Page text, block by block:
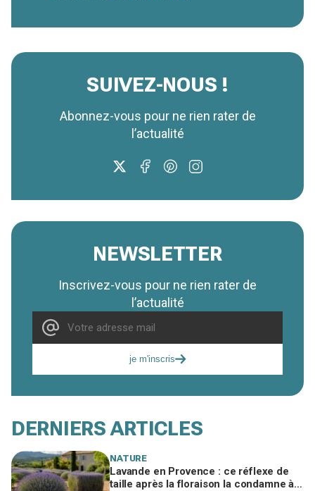
SUIVEZ-NOUS !
Abonnez-vous pour ne rien rater de
l’actualité
NEWSLETTER
Inscrivez-vous pour ne rien rater de
l’actualité
je m'inscris
DERNIERS ARTICLES
NATURE
Lavande en Provence : ce réflexe de
taille après la floraison la condamne à